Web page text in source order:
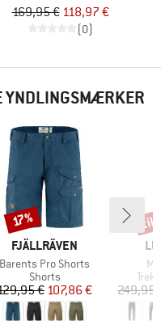
169,95 € 118,97 €
(0)
YNDLINGSMÆRKER
MÆRKE
FJÄLLRÄVEN
Artikel
Barents Pro Shorts
Produktgruppe
Shorts
Pris
€Nedsat pris
107,86 €
Rabat
17%
249,95
til